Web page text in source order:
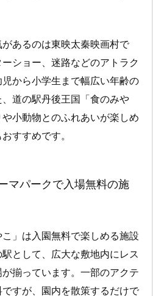
あるのは東映太秦映画村で
ショー、迷路などのアトラク
から小学生まで幅広い年齢の
道の駅丹後王国「食のみや
小動物とのふれあいが楽しめ
すすめです。
マパークで入場無料の施
」は入園無料で楽しめる施設
として、広大な敷地内にレス
揃っています。一部のアクテ
すが、園内を散策するだけで